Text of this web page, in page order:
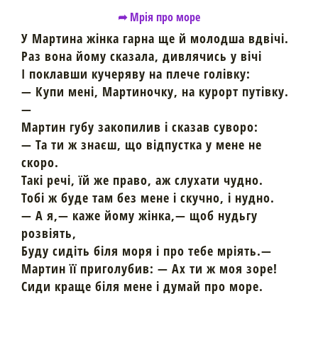
➦ Мрія про море
У Мартина жінка гарна ще й молодша вдвічі.
Раз вона йому сказала, дивлячись у вічі
І поклавши кучеряву на плече голівку:
— Купи мені, Мартиночку, на курорт путівку.
—
Мартин губу закопилив і сказав суворо:
— Та ти ж знаєш, що відпустка у мене не
скоро.
Такі речі, їй же право, аж слухати чудно.
Тобі ж буде там без мене і скучно, і нудно.
— А я,— каже йому жінка,— щоб нудьгу
розвіять,
Буду сидіть біля моря і про тебе мріять.—
Мартин її приголубив: — Ах ти ж моя зоре!
Сиди краще біля мене і думай про море.